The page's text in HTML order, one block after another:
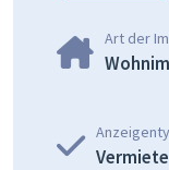
Art der